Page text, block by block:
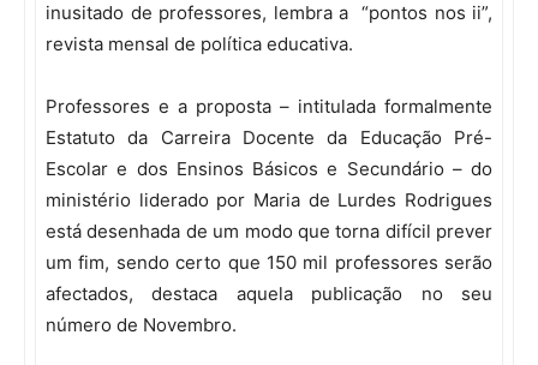
inusitado de professores, lembra a “pontos nos ii”,
revista mensal de política educativa.
Professores e a proposta – intitulada formalmente
Estatuto da Carreira Docente da Educação Pré-
Escolar e dos Ensinos Básicos e Secundário – do
ministério liderado por Maria de Lurdes Rodrigues
está desenhada de um modo que torna difícil prever
um fim, sendo certo que 150 mil professores serão
afectados, destaca aquela publicação no seu
número de Novembro.